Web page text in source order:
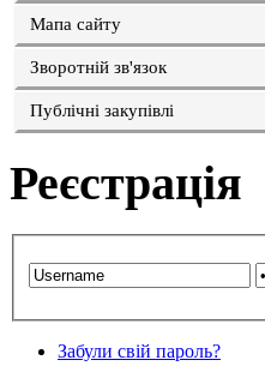
Мапа сайту
Зворотній зв'язок
Публічні закупівлі
Реєстрація
Забули свій пароль?